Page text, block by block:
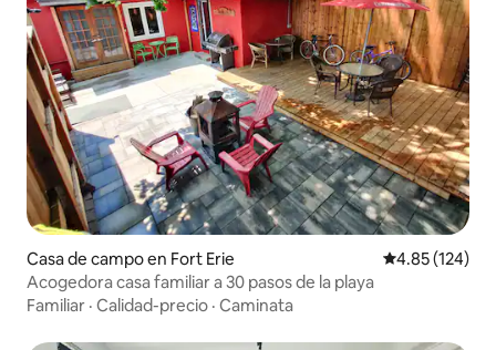
Casa de campo en Fort Erie Calificación
4.85 (124)
Acogedora casa familiar a 30 pasos de la playa
Familiar · Calidad-precio · Caminata